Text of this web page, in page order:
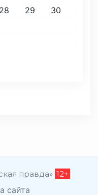
28 29
30
правда» 12+
сайта